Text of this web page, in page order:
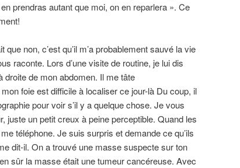
prendras autant que moi, on en reparlera ». Ce
non, c’est qu’il m’a probablement sauvé la vie
raconte. Lors d’une visite de routine, je lui dis
droite de mon abdomen. Il me tâte
foie est difficile à localiser ce jour-là Du coup, il
pour voir s’il y a quelque chose. Je vous
juste un petit creux à peine perceptible. Quand les
téléphone. Je suis surpris et demande ce qu’ils
dit-il. On a trouvé une masse suspecte sur ton
sûr la masse était une tumeur cancéreuse. Avec